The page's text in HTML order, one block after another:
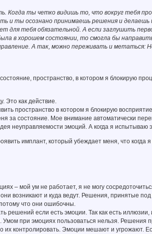
Когда ты четко видишь то, что вокруг тебя
и ты осознано принимаешь решения и делаешь
для тебя обязательной. А если заглушить
в хорошем состоянии, то смогла бы
А так, можно переживать и метаться:
пространство, в котором я блокирую
Это как действие.
пространство в котором я блокирую восприятие
за состояние. Мое внимание автоматически
неуправляемости эмоций. А когда я испытываю
имплант, который убеждает меня, что когда
– мой ум не работает, я не могу
возникают и куда ведут. Решения, принятые
что они ошибочны.
решений если есть эмоции. Так как есть
Умом при эмоциях пользоваться нельзя.
их контролировать. Эмоции мешают и угрожают.